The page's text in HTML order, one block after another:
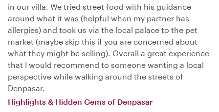
in our villa. We tried street food with his guidance
around what it was (helpful when my partner has
allergies) and took us via the local palace to the pet
market (maybe skip this if you are concerned about
what they might be selling). Overall a great experience
that I would recommend to someone wanting a local
perspective while walking around the streets of
Denpasar.
Highlights & Hidden Gems of Denpasar